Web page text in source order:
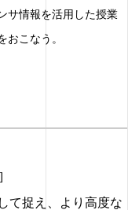
サ情報を活用した授業
こなう。
て捉え、より高度な